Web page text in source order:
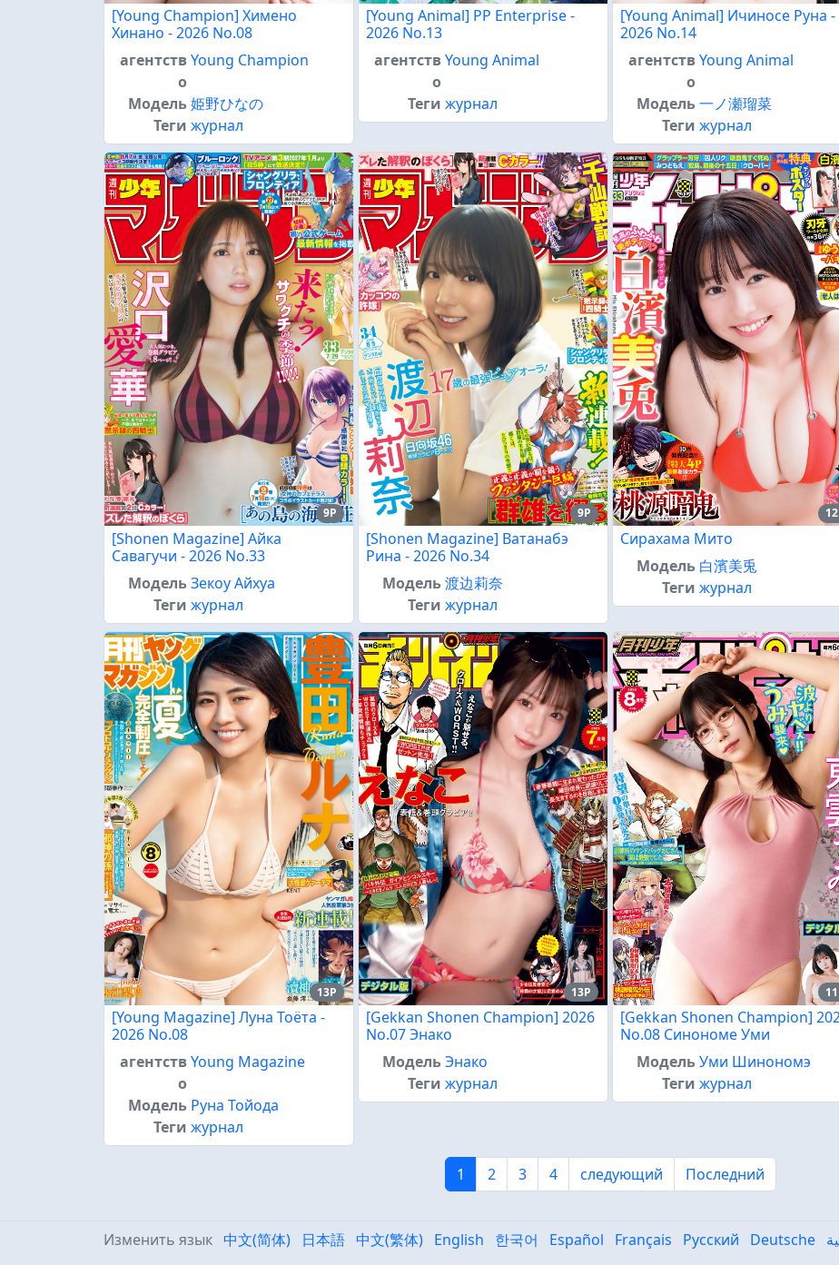
[Young Champion] Химено
Хинано - 2026 No.08
агентств
о
Young Champion
Модель姫野ひなの
Теги журнал
[Young Animal] PP Enterprise -
2026 No.13
агентств
о
Young Animal
Теги журнал
[Young Animal] Ичиносе Руна -
2026 No.14
агентств
о
Young Animal
Модель一ノ瀬瑠菜
Теги журнал
9P
[Shonen Magazine] Айка
Савагучи - 2026 No.33
МодельЗекоу Айхуа
Теги журнал
9P
[Shonen Magazine] Ватанабэ
Рина - 2026 No.34
Модель渡边莉奈
Теги журнал
Сирахама Мито
Модель 白濱美兎
Теги журнал
13P
[Young Magazine] Луна Тоёта -
2026 No.08
агентств
о
Young Magazine
Модель Руна Тойода
Теги журнал
13P
[Gekkan Shonen Champion] 2026
No.07 Энако
МодельЭнако
Теги журнал
[Gekkan Shonen Champion]
No.08 Синономе Уми
МодельУми Шинономэ
Теги журнал
1 2 3 4 следующий Последний
Изменить язык 中文(简体) 日本語 中文(繁体) English 한국어 Español Français Русский Deutsche